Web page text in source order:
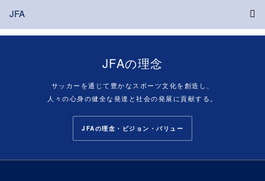
JFA
JFAの理念
サッカーを通じて豊かなスポーツ文化を創造し、
人々の心身の健全な発達と社会の発展に貢献する。
JFAの理念・ビジョン・バリュー